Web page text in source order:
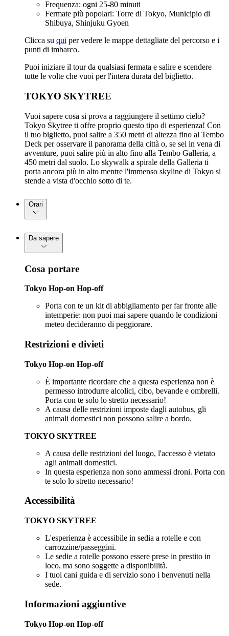
Frequenza: ogni 25-80 minuti
Fermate più popolari: Torre di Tokyo, Municipio di
Shibuya, Shinjuku Gyoen
Clicca su qui per vedere le mappe dettagliate del percorso e i
punti di imbarco.
Puoi iniziare il tour da qualsiasi fermata e salire e scendere
tutte le volte che vuoi per l'intera durata del biglietto.
TOKYO SKYTREE
Vuoi sapere cosa si prova a raggiungere il settimo cielo?
Tokyo Skytree ti offre proprio questo tipo di esperienza! Con
il tuo biglietto, puoi salire a 350 metri di altezza fino al Tembo
Deck per osservare il panorama della città o, se sei in vena di
avventure, puoi salire più in alto fino alla Tembo Galleria, a
450 metri dal suolo. Lo skywalk a spirale della Galleria ti
porta ancora più in alto mentre l'immenso skyline di Tokyo si
stende a vista d'occhio sotto di te.
Orari
Da sapere
Cosa portare
Tokyo Hop-on Hop-off
Porta con te un kit di abbigliamento per far fronte alle
intemperie: non puoi mai sapere quando le condizioni
meteo decideranno di peggiorare.
Restrizioni e divieti
Tokyo Hop-on Hop-off
È importante ricordare che a questa esperienza non è
permesso introdurre alcolici, cibo, bevande e ombrelli.
Porta con te solo lo stretto necessario!
A causa delle restrizioni imposte dagli autobus, gli
animali domestici non possono salire a bordo.
TOKYO SKYTREE
A causa delle restrizioni del luogo, l'accesso è vietato
agli animali domestici.
In questa esperienza non sono ammessi droni. Porta con
te solo lo stretto necessario!
Accessibilità
TOKYO SKYTREE
L'esperienza è accessibile in sedia a rotelle e con
carrozzine/passeggini.
Le sedie a rotelle possono essere prese in prestito in
loco, ma sono soggette a disponibilità.
I tuoi cani guida e di servizio sono i benvenuti nella
sede.
Informazioni aggiuntive
Tokyo Hop-on Hop-off